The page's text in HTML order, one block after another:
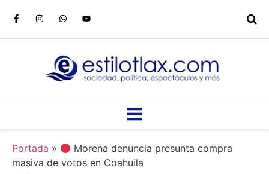
Portada »
Morena denuncia presunta compra
masiva de votos en Coahuila